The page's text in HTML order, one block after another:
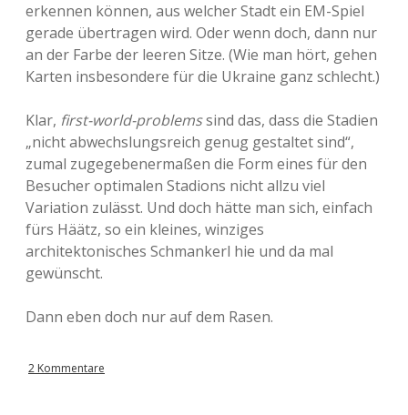
erkennen können, aus welcher Stadt ein EM-Spiel
gerade übertragen wird. Oder wenn doch, dann nur
an der Farbe der leeren Sitze. (Wie man hört, gehen
Karten insbesondere für die Ukraine ganz schlecht.)
Klar, first-world-problemssind das, dass die Stadien
„nicht abwechslungsreich genug gestaltet sind“,
zumal zugegebenermaßen die Form eines für den
Besucher optimalen Stadions nicht allzu viel
Variation zulässt. Und doch hätte man sich, einfach
fürs Häätz, so ein kleines, winziges
architektonisches Schmankerl hie und da mal
gewünscht.
Dann eben doch nur auf dem Rasen.
2 Kommentare